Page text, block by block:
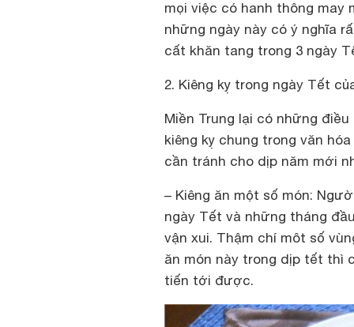
mọi việc có hanh thông may
những ngày này có ý nghĩa
cất khăn tang trong 3 ngày
2. Kiêng kỵ trong ngày Tết
Miền Trung lại có những
kiêng kỵ chung trong văn
cần tránh cho dịp năm mới
– Kiêng ăn một số món:
ngày Tết và những tháng
vận xui. Thậm chí môt số
ăn món này trong dịp tết thì
tiến tới được.